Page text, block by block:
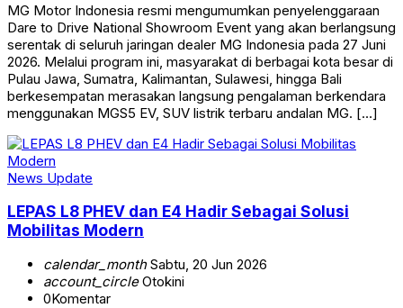
MG Motor Indonesia resmi mengumumkan penyelenggaraan
Dare to Drive National Showroom Event yang akan berlangsung
serentak di seluruh jaringan dealer MG Indonesia pada 27 Juni
2026. Melalui program ini, masyarakat di berbagai kota besar di
Pulau Jawa, Sumatra, Kalimantan, Sulawesi, hingga Bali
berkesempatan merasakan langsung pengalaman berkendara
menggunakan MGS5 EV, SUV listrik terbaru andalan MG. […]
News Update
LEPAS L8 PHEV dan E4 Hadir Sebagai Solusi
Mobilitas Modern
calendar_monthSabtu, 20 Jun 2026
account_circleOtokini
0Komentar